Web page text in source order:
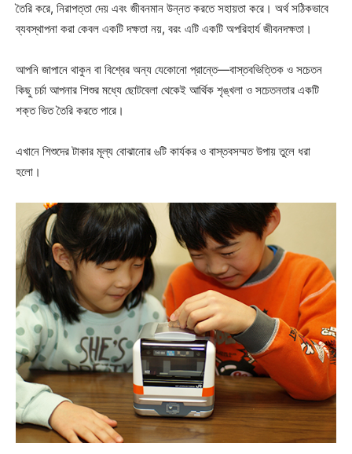
তৈরি করে, নিরাপত্তা দেয় এবং জীবনমান উন্নত করতে সহায়তা করে। অর্থ সঠিকভাবে
ব্যবস্থাপনা করা কেবল একটি দক্ষতা নয়, বরং এটি একটি অপরিহার্য জীবনদক্ষতা।
আপনি জাপানে থাকুন বা বিশ্বের অন্য যেকোনো প্রান্তে—বাস্তবভিত্তিক ও সচেতন
কিছু চর্চা আপনার শিশুর মধ্যে ছোটবেলা থেকেই আর্থিক শৃঙ্খলা ও সচেতনতার একটি
শক্ত ভিত তৈরি করতে পারে।
এখানে শিশুদের টাকার মূল্য বোঝানোর ৬টি কার্যকর ও বাস্তবসম্মত উপায় তুলে ধরা
হলো।